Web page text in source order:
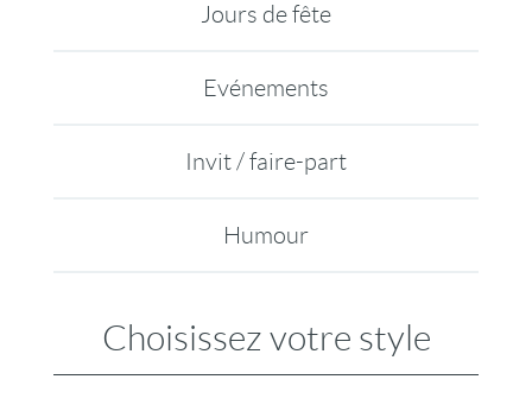
Jours de fête
Evénements
Invit / faire-part
Humour
Choisissez votre style